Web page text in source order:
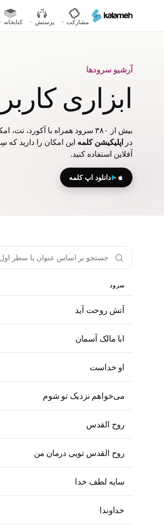
محتوای
مشارکت پرستش کتابخانه
آرشیو سرودها
ابزاری
بیش از ۳۸۰ سرود همراه با آکورد، نت، امکان تغییر گام، فایل‌های صوتی، ویدیویی و پاورپوینت
در اپلیکیشن کلمه این امکان را دارید
آفلاین استفاده کنید.
دانلود اپ کلمه
سرود
آتش روحت آید
ابا مالک آسمان
او خداست
می‌خواهم نزدیک تو شوم
روح القدس
روح القدس تویی درمان من
سایه لطف خدا
خداوندا